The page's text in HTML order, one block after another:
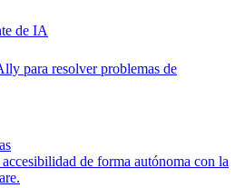
de IA
para resolver problemas de
de forma autónoma con la